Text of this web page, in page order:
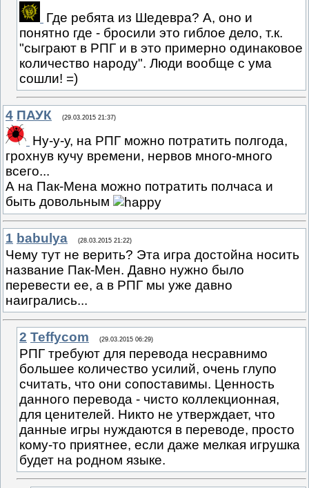
Где ребята из Шедевра? А, оно и
понятно где - бросили это гиблое дело, т.к.
"сыграют в РПГ и в это примерно одинаковое
количество народу". Люди вообще с ума
сошли! =)
4 ПАУК (29.03.2015 21:37)
Ну-у-у, на РПГ можно потратить полгода,
грохнув кучу времени, нервов много-много
всего...
А на Пак-Мена можно потратить полчаса и
быть довольным
1 babulya (28.03.2015 21:22)
Чему тут не верить? Эта игра достойна носить
название Пак-Мен. Давно нужно было
перевести ее, а в РПГ мы уже давно
наигрались...
2 Teffycom (29.03.2015 06:29)
РПГ требуют для перевода несравнимо
большее количество усилий, очень глупо
считать, что они сопоставимы. Ценность
данного перевода - чисто коллекционная,
для ценителей. Никто не утверждает, что
данные игры нуждаются в переводе, просто
кому-то приятнее, если даже мелкая игрушка
будет на родном языке.